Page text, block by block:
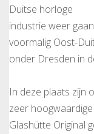
Duitse horloge
industrie weer
voormalig Oost-
onder Dresden in
In deze plaats zijn
zeer
Glashütte Original